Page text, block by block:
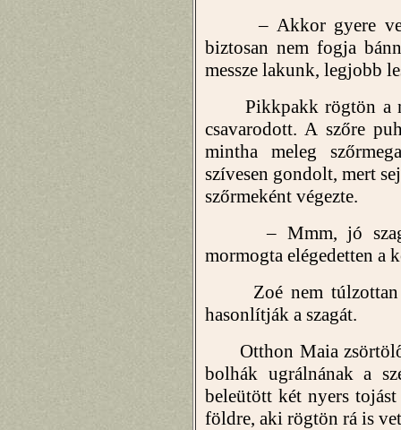
– Akkor gyere
biztosan nem fogja
messze lakunk, legjobb
Pikkpakk rögtön a
csavarodott. A szőre
mintha meleg
szívesen gondolt, mert
szőrmeként végezte.
– Mmm, jó
mormogta elégedetten a
Zoé nem túlzottan
hasonlítják a szagát.
Otthon Maia
bolhák ugrálnának a
beleütött két nyers
földre, aki rögtön rá is